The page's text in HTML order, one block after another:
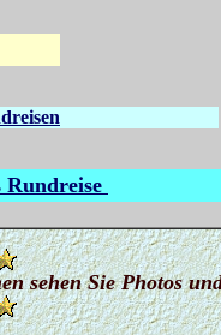
Rundreise
sehen Sie Photos